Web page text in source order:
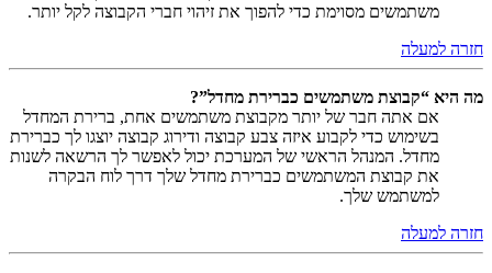
משתמשים מסוימת כדי להפוך את זיהוי חברי הקבוצה לקל יותר.
חזרה למעלה
מה היא “קבוצת משתמשים כברירת מחדל”?
אם אתה חבר של יותר מקבוצת משתמשים אחת, ברירת המחדל
בשימוש כדי לקבוע איזה צבע קבוצה ודירוג קבוצה יוצגו לך כברירת
מחדל. המנהל הראשי של המערכת יכול לאפשר לך הרשאה לשנות
את קבוצת המשתמשים כברירת מחדל שלך דרך לוח הבקרה
למשתמש שלך.
חזרה למעלה